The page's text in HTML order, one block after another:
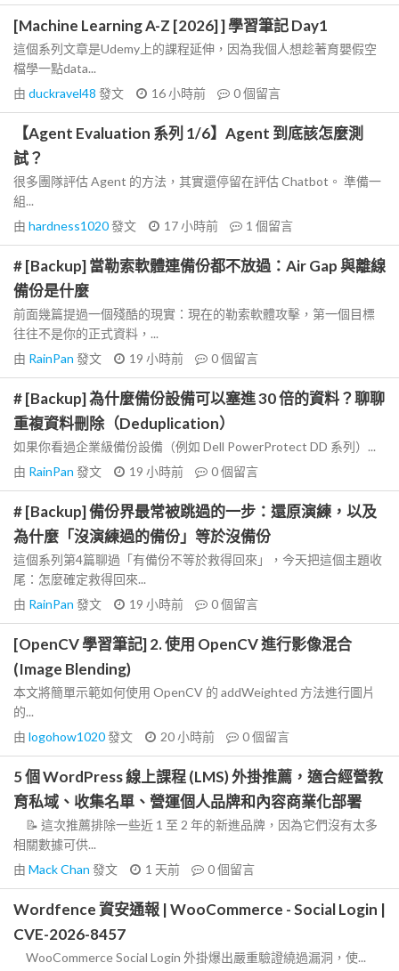
[Machine Learning A-Z [2026] ] 學習筆記 Day1
這個系列文章是Udemy上的課程延伸，因為我個人想趁著育嬰假空
檔學一點data...
由 duckravel48 發文 16 小時前 0個留言
【Agent Evaluation 系列 1/6】Agent 到底該怎麼測
試？
很多團隊評估 Agent 的方法，其實還停留在評估 Chatbot。 準備一
組...
由 hardness1020發文 17 小時前 1 個留言
# [Backup] 當勒索軟體連備份都不放過：Air Gap 與離線
備份是什麼
前面幾篇提過一個殘酷的現實：現在的勒索軟體攻擊，第一個目標
往往不是你的正式資料，...
由 RainPan 發文 19 小時前 0個留言
# [Backup] 為什麼備份設備可以塞進 30 倍的資料？聊聊
重複資料刪除（Deduplication）
如果你看過企業級備份設備（例如 Dell PowerProtect DD 系列）...
由 RainPan 發文 19 小時前 0個留言
# [Backup] 備份界最常被跳過的一步：還原演練，以及
為什麼「沒演練過的備份」等於沒備份
這個系列第4篇聊過「有備份不等於救得回來」，今天把這個主題收
尾：怎麼確定救得回來...
由 RainPan 發文 19 小時前 0個留言
[OpenCV 學習筆記] 2. 使用 OpenCV 進行影像混合
(Image Blending)
本文將簡單示範如何使用 OpenCV 的 addWeighted 方法進行圖片
的...
由 logohow1020發文 20 小時前 0個留言
5 個 WordPress 線上課程 (LMS) 外掛推薦，適合經營教
育私域、收集名單、營運個人品牌和內容商業化部署
📝 這次推薦排除一些近 1 至 2 年的新進品牌，因為它們沒有太多
相關數據可供...
由 Mack Chan 發文 1 天前 0個留言
Wordfence 資安通報 | WooCommerce - Social Login |
CVE-2026-8457
WooCommerce Social Login 外掛爆出嚴重驗證繞過漏洞，使...